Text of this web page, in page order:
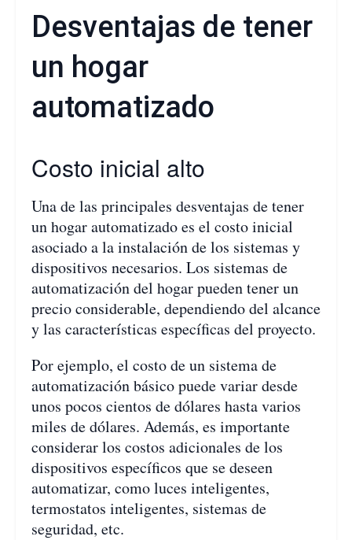
Desventajas de tener
un hogar
automatizado
Costo inicial alto
Una de las principales desventajas de tener
un hogar automatizado es el costo inicial
asociado a la instalación de los sistemas y
dispositivos necesarios. Los sistemas de
automatización del hogar pueden tener un
precio considerable, dependiendo del alcance
y las características específicas del proyecto.
Por ejemplo, el costo de un sistema de
automatización básico puede variar desde
unos pocos cientos de dólares hasta varios
miles de dólares. Además, es importante
considerar los costos adicionales de los
dispositivos específicos que se deseen
automatizar, como luces inteligentes,
termostatos inteligentes, sistemas de
seguridad, etc.